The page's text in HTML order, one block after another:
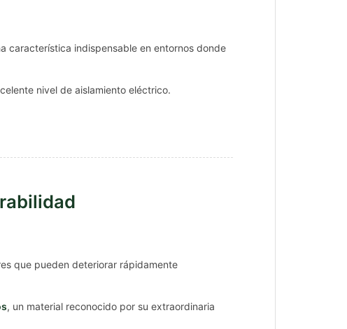
característica indispensable en entornos donde
nivel de aislamiento eléctrico.
que pueden deteriorar rápidamente
, un material reconocido por su extraordinaria